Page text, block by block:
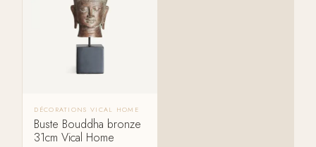
DÉCORATIONS VICAL HOME
Buste Bouddha bronze
31cm Vical Home